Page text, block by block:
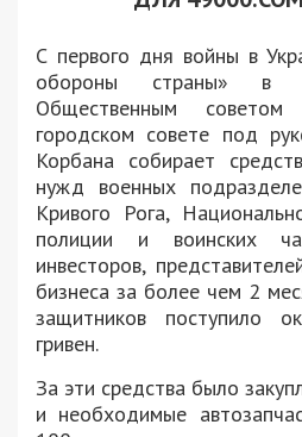
С первого дня войны в
обороны страны» в
Общественным
городском совете под
Корбана собирает
нужд военных
Кривого Рога,
полиции и воинских
инвесторов,
бизнеса за более чем 2
защитников поступило
гривен.
За эти средства было
и необходимые